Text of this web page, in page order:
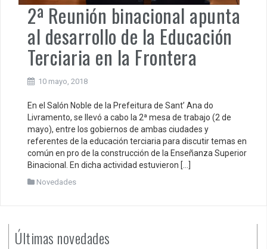
2ª Reunión binacional apunta
al desarrollo de la Educación
Terciaria en la Frontera
10 mayo, 2018
En el Salón Noble de la Prefeitura de Sant’ Ana do
Livramento, se llevó a cabo la 2ª mesa de trabajo (2 de
mayo), entre los gobiernos de ambas ciudades y
referentes de la educación terciaria para discutir temas en
común en pro de la construcción de la Enseñanza Superior
Binacional. En dicha actividad estuvieron […]
Novedades
Últimas novedades